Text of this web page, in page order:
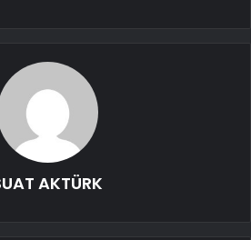
AKTÜRK